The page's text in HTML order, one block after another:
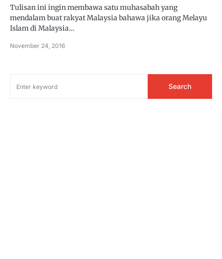
Tulisan ini ingin membawa satu muhasabah yang
mendalam buat rakyat Malaysia bahawa jika orang Melayu
Islam di Malaysia…
November 24, 2016
Search